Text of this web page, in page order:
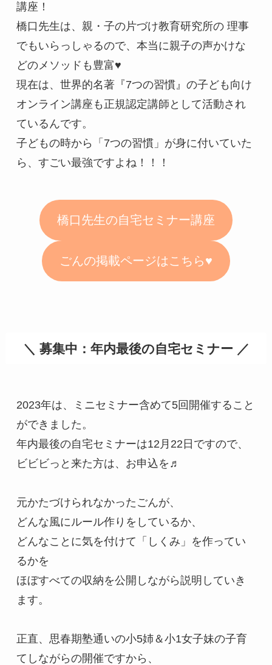
講座！
橋口先生は、親・子の片づけ教育研究所の 理事
でもいらっしゃるので、本当に親子の声かけな
どのメソッドも豊富♥
現在は、世界的名著『7つの習慣』の子ども向け
オンライン講座も正規認定講師として活動され
ているんです。
子どもの時から「7つの習慣」が身に付いていた
ら、すごい最強ですよね！！！
橋口先生の自宅セミナー講座
ごんの掲載ページはこちら♥
＼ 募集中：年内最後の自宅セミナー ／
2023年は、ミニセミナー含めて5回開催すること
ができました。
年内最後の自宅セミナーは12月22日ですので、
ビビビっと来た方は、お申込を♬
元かたづけられなかったごんが、
どんな風にルール作りをしているか、
どんなことに気を付けて「しくみ」を作ってい
るかを
ほぼすべての収納を公開しながら説明していき
ます。
正直、思春期塾通いの小5姉＆小1女子妹の子育
てしながらの開催ですから、